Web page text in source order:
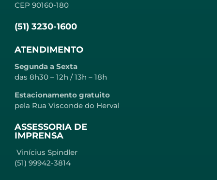
CEP 90160-180
(51) 3230-1600
ATENDIMENTO
Segunda a Sexta
das 8h30 – 12h / 13h – 18h
Estacionamento gratuito
pela Rua Visconde do Herval
ASSESSORIA DE
IMPRENSA
Vinícius Spindler
(51) 99942-3814